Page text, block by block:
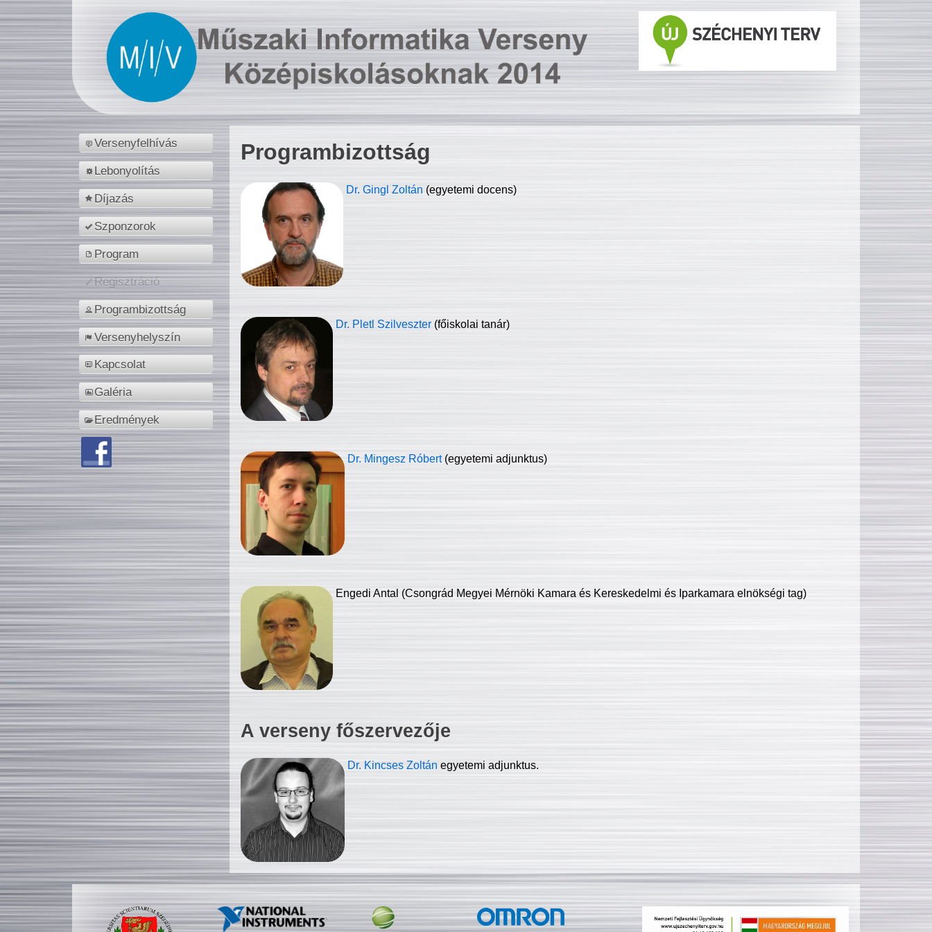
Versenyfelhívás
Lebonyolítás
Díjazás
Szponzorok
Program
Regisztráció
Programbizottság
Versenyhelyszín
Kapcsolat
Galéria
Eredmények
Programbizottság
Dr. Gingl Zoltán (egyetemi docens)
Dr. Pletl Szilveszter (főiskolai tanár)
Dr. Mingesz Róbert (egyetemi adjunktus)
Engedi Antal (Csongrád Megyei Mérnöki Kamara és Kereskedelmi és Iparkamara elnökségi tag)
A verseny főszervezője
Dr. Kincses Zoltán egyetemi adjunktus.